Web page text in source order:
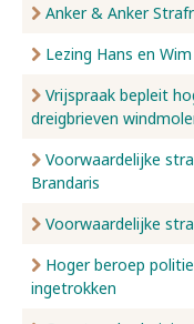
Anker & Anker
Lezing Hans en
Vrijspraak bepleit
dreigbrieven
Voorwaardelijke
Brandaris
Voorwaardelijke
Hoger beroep
ingetrokken